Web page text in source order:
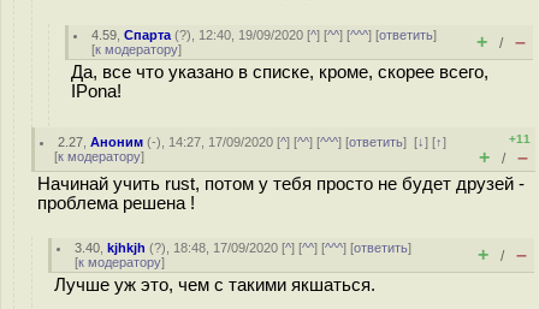
4.59 ,Спарта (?), 12:40, 19/09/2020 [^] [^^] [^^^] [ответить]
[к модератору] + / –
Да, все что указано в списке, кроме, скорее всего,
IPona!
2.27 ,Аноним (-), 14:27, 17/09/2020 [^] [^^] [^^^] [ответить][↓] [↑]
[к модератору]
+11
+ / –
Начинай учить rust, потом у тебя просто не будет друзей -
проблема решена !
3.40 ,kjhkjh (?), 18:48, 17/09/2020 [^] [^^] [^^^] [ответить]
[к модератору] + / –
Лучше уж это, чем с такими якшаться.